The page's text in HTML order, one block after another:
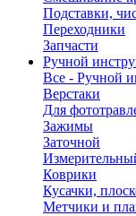
Подставки,
Переходники
Запчасти
Ручной
Все - Ручной
Верстаки
Для
Зажимы
Заточной
Коврики
Кусачки,
Метчики и